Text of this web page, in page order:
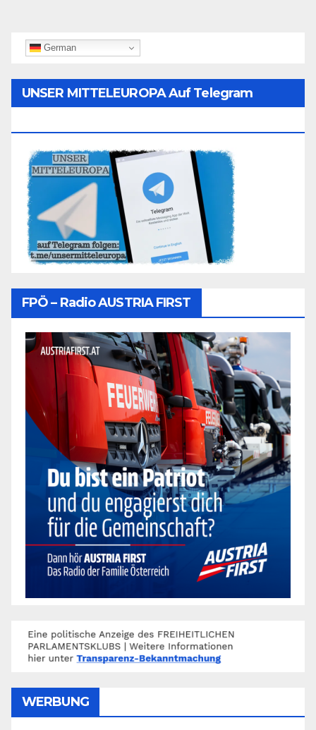
German
UNSER MITTELEUROPA Auf Telegram
FPÖ – Radio AUSTRIA FIRST
WERBUNG